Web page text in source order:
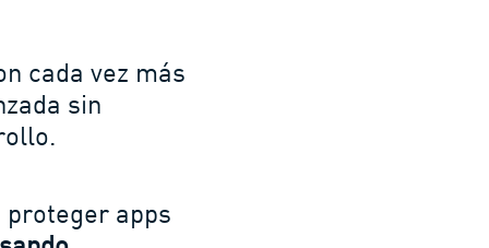
cada vez más
sin
proteger apps